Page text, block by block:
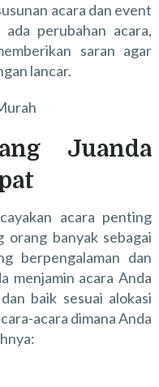
acara dan event
perubahan acara,
saran agar
lancar.
Juanda
acara penting
orang banyak sebagai
berpengalaman dan
menjamin acara Anda
baik sesuai alokasi
acara dimana Anda